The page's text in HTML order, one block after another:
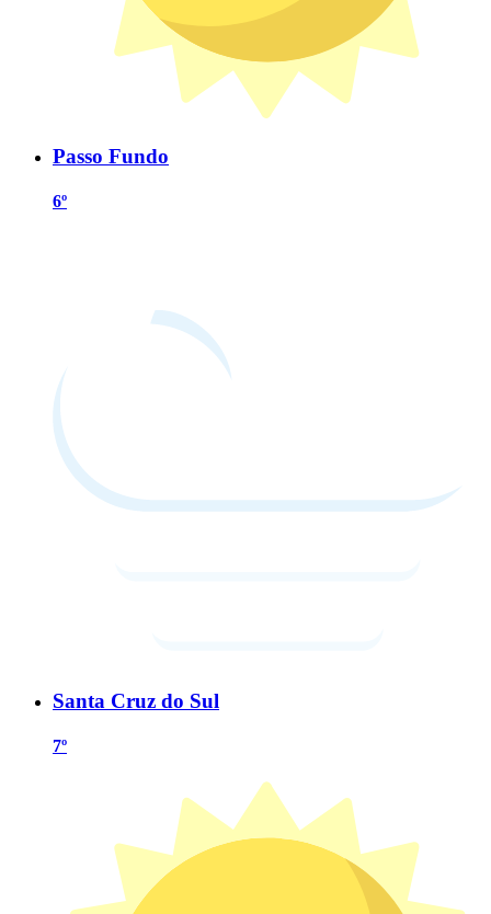
Passo Fundo
6º
Santa Cruz do Sul
7º